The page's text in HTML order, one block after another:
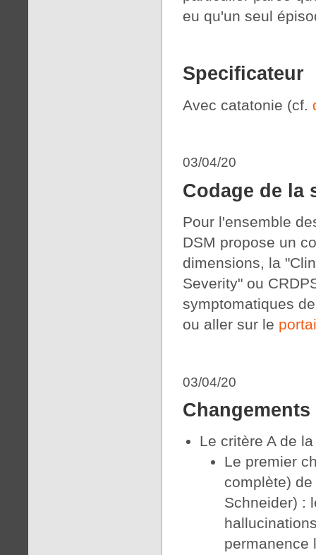
eu qu'un seul
Specificateur
Avec catatonie (cf.
03/04/20
Codage de la
Pour l'ensemble
DSM propose un
dimensions, la
Severity" ou
symptomatiques
ou aller sur le
03/04/20
Le critère A de
Le premier
complète)
Schneider) :
permanence